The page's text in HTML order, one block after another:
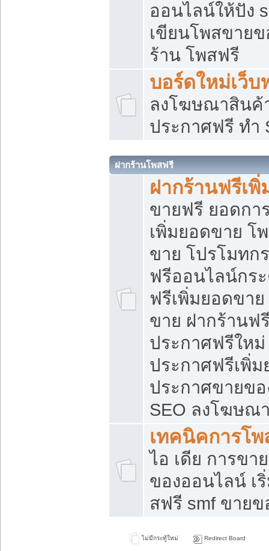
ออนไลน์ให้ปัง
เขียนโพสขาย
ร้าน โพสฟรี
บอร์ดใหม่เว็บ
ลงโฆษณาสิน
ประกาศฟรี ทำ
ฝากร้านโพสฟรี
ฝากร้านฟรีเ
ขายฟรี ยอดกา
เพิ่มยอดขาย โ
ขาย โปรโมทก
ฟรีออนไลน์กร
ฟรีเพิ่มยอดขา
ขาย ฝากร้านฟ
ประกาศฟรีใหม่
ประกาศฟรีเพิ่
ประกาศขายข
SEO ลงโฆษณ
เทคนิคการโ
ไอ เดีย การขา
ของออนไลน์ เ
สฟรี smf ขาย
ไม่มีกระทู้ใหม่ Redirect Board